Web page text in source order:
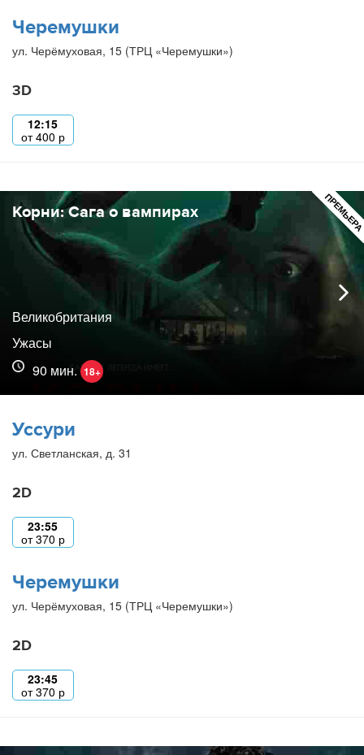
Черемушки
ул. Черёмуховая, 15 (ТРЦ «Черемушки»)
3D
12:15
от400 р
Корни: Сага о вампирах
Великобритания
Ужасы
90 мин. 18+
Уссури
ул. Светланская, д. 31
2D
23:55
от370 р
Черемушки
ул. Черёмуховая, 15 (ТРЦ «Черемушки»)
2D
23:45
от370 р